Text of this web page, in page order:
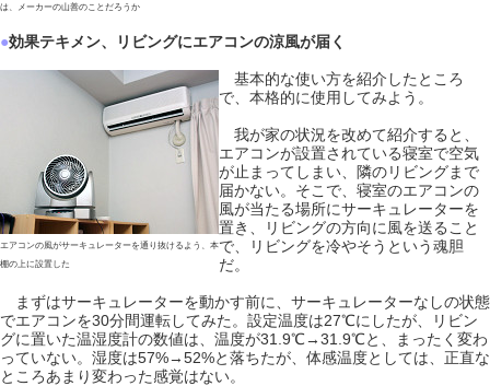
は、メーカーの山善のことだろうか
●効果テキメン、リビングにエアコンの涼風が届く
エアコンの風がサーキュレーターを通り抜けるよう、本
棚の上に設置した
基本的な使い方を紹介したところ
で、本格的に使用してみよう。
我が家の状況を改めて紹介すると、
エアコンが設置されている寝室で空気
が止まってしまい、隣のリビングまで
届かない。そこで、寝室のエアコンの
風が当たる場所にサーキュレーターを
置き、リビングの方向に風を送ること
で、リビングを冷やそうという魂胆
だ。
まずはサーキュレーターを動かす前に、サーキュレーターなしの状態
でエアコンを30分間運転してみた。設定温度は27℃にしたが、リビン
グに置いた温湿度計の数値は、温度が31.9℃→31.9℃と、まったく変わ
っていない。湿度は57%→52%と落ちたが、体感温度としては、正直な
ところあまり変わった感覚はない。